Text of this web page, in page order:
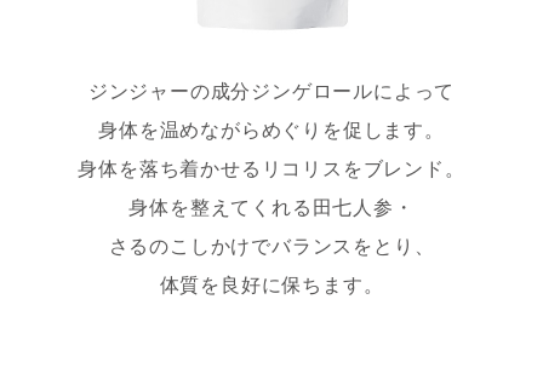
ジンジャーの成分ジンゲロールによって
身体を温めながらめぐりを促します。
身体を落ち着かせるリコリスをブレンド。
身体を整えてくれる田七人参・
さるのこしかけでバランスをとり、
体質を良好に保ちます。